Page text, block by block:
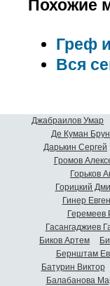
Похожие
Греф
Вся
Джабраилов Умар
Де Куман
Дарькин Сергей
Громов
Горьков
Горицкий
Гинер
Геремеев
Гасангаджиев
Биков Артем
Бернштам
Батурин Виктор
Балабанова